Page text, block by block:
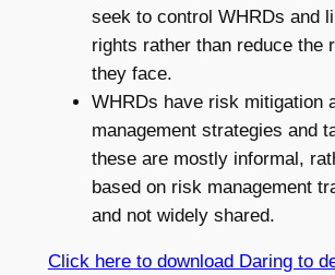
seek to control WHRDs and
rights rather than reduce the
they face.
WHRDs have risk mitigation
management strategies and
these are mostly informal,
based on risk management
and not widely shared.
Click here to download Daring to